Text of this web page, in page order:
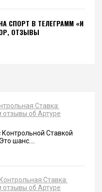
СПОРТ В ТЕЛЕГРАММ «И
ОТЗЫВЫ
Ставка:
отзывы об Артуре
Контрольной Ставкой
шанс....
Ставка:
отзывы об Артуре